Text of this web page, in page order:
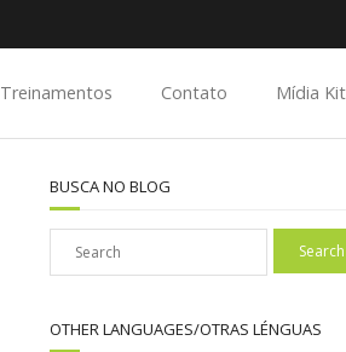
Treinamentos Contato Mídia Kit
BUSCA NO BLOG
OTHER LANGUAGES/OTRAS LÉNGUAS